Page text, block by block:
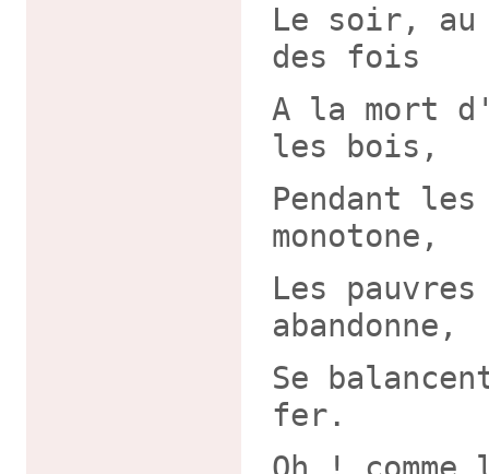
Le soir,
des fois
A la mort
les bois,
Pendant
monotone,
Les
abandonne,
Se
fer.